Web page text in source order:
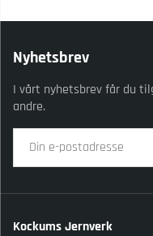
Nyhetsbrev
I vårt nyhetsbrev får du
andre.
Kockums Jernverk